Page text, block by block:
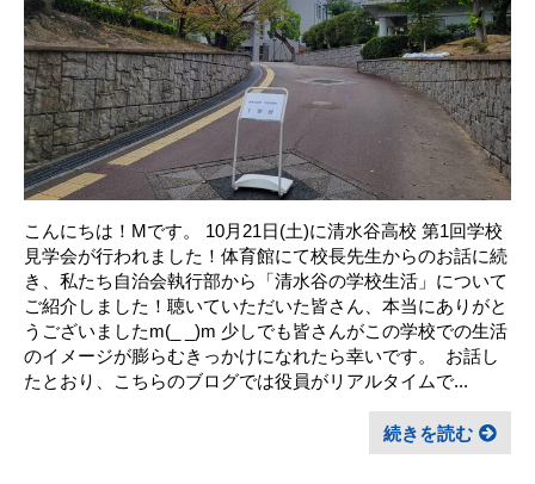
こんにちは！Mです。 10月21日(土)に清水谷高校 第1回学校
見学会が行われました！体育館にて校長先生からのお話に続
き、私たち自治会執行部から「清水谷の学校生活」について
ご紹介しました！聴いていただいた皆さん、本当にありがと
うございましたm(_ _)m 少しでも皆さんがこの学校での生活
のイメージが膨らむきっかけになれたら幸いです。 ㅤ お話し
たとおり、こちらのブログでは役員がリアルタイムで...
続きを読む